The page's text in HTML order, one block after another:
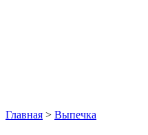
Главная > Выпечка